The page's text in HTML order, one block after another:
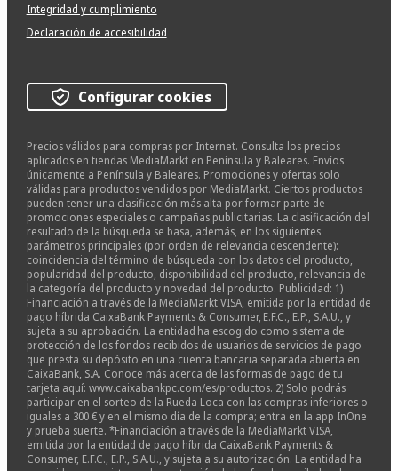
Integridad y cumplimiento
Declaración de accesibilidad
Configurar cookies
Precios válidos para compras por Internet. Consulta los precios
aplicados en tiendas MediaMarkt en Península y Baleares. Envíos
únicamente a Península y Baleares. Promociones y ofertas solo
válidas para productos vendidos por MediaMarkt. Ciertos productos
pueden tener una clasificación más alta por formar parte de
promociones especiales o campañas publicitarias. La clasificación del
resultado de la búsqueda se basa, además, en los siguientes
parámetros principales (por orden de relevancia descendente):
coincidencia del término de búsqueda con los datos del producto,
popularidad del producto, disponibilidad del producto, relevancia de
la categoría del producto y novedad del producto. Publicidad: 1)
Financiación a través de la MediaMarkt VISA, emitida por la entidad de
pago híbrida CaixaBank Payments & Consumer, E.F.C., E.P., S.A.U., y
sujeta a su aprobación. La entidad ha escogido como sistema de
protección de los fondos recibidos de usuarios de servicios de pago
que presta su depósito en una cuenta bancaria separada abierta en
CaixaBank, S.A. Conoce más acerca de las formas de pago de tu
tarjeta aquí: www.caixabankpc.com/es/productos. 2) Solo podrás
participar en el sorteo de la Rueda Loca con las compras inferiores o
iguales a 300 € y en el mismo día de la compra; entra en la app InOne
y prueba suerte. *Financiación a través de la MediaMarkt VISA,
emitida por la entidad de pago híbrida CaixaBank Payments &
Consumer, E.F.C., E.P., S.A.U., y sujeta a su autorización. La entidad ha